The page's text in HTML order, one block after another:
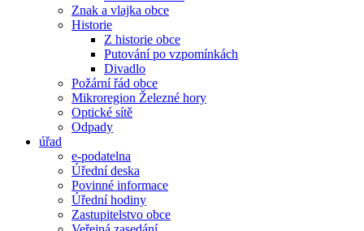
Znak a vlajka obce
Historie
Z historie obce
Putování po vzpomínkách
Divadlo
Požární řád obce
Mikroregion Železné hory
Optické sítě
Odpady
úřad
e-podatelna
Úřední deska
Povinné informace
Úřední hodiny
Zastupitelstvo obce